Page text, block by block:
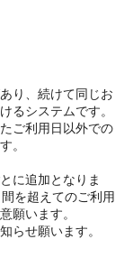
り、続けて同じお
るシステムです。
ご利用日以外での
。
に追加となりま
を超えてのご利用
願います。
らせ願います。